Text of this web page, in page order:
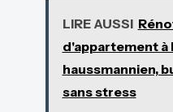
LIRE AUSSI
d'appartement à
haussmannien,
sans stress